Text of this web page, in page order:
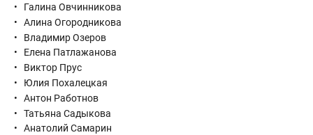
Галина Овчинникова
Алина Огородникова
Владимир Озеров
Елена Патлажанова
Виктор Прус
Юлия Похалецкая
Антон Работнов
Татьяна Садыкова
Анатолий Самарин